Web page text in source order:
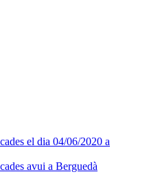
el dia 04/06/2020 a
avui a Berguedà